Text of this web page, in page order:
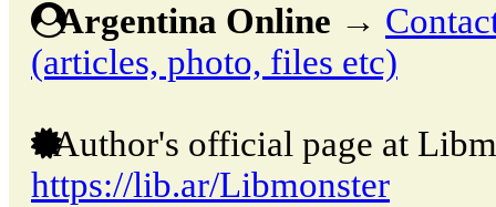
Argentina Online →
(articles, photo, files etc)
Author's official page at
https://lib.ar/Libmonster